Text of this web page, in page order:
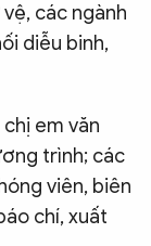
các ngành
diễu binh,
em văn
trình; các
viên, biên
chí, xuất